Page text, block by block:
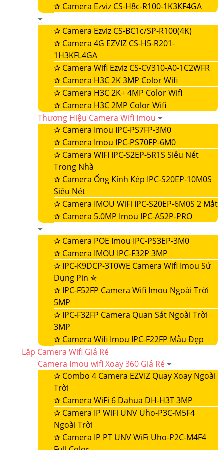
✰ Camera Ezviz CS-H8c-R100-1K3KF4GA
✰ Camera Ezviz CS-BC1c/SP-R100(4K)
✰ Camera 4G EZVIZ CS-H5-R201-
1H3KFL4GA
✰ Camera Wifi Ezviz CS-CV310-A0-1C2WFR
✰ Camera H3C 2K 3MP Color Wifi
✰ Camera H3C 2K+ 4MP Color Wifi
✰ Camera H3C 2MP Color Wifi
Thương Hiệu Camera Wifi Imou
✰ Camera Imou IPC-PS7FP-3M0
✰ Camera Imou IPC-PS70FP-6M0
✰ Camera WIFI IPC-S2EP-5R1S Siêu Nét
Trong Nhà
✰ Camera Ống Kính Kép IPC-S20EP-10M0S
Siêu Nét
✰ Camera IMOU WiFi IPC-S20EP-6M0S 2 Mắt
✰ Camera 5.0MP Imou IPC-A52P-PRO
✰ Camera POE Imou IPC-PS3EP-3M0
✰ Camera IMOU IPC-F32P 3MP
✰ IPC-K9DCP-3T0WE Camera Wifi Imou Sử
Dụng Pin ✮
✰ IPC-F52FP Camera Wifi Imou Ngoài Trời
5MP
✰ IPC-F32FP Camera Quan Sát Ngoài Trời
3MP
✰ Camera Wifi Imou IPC-F22FP Mẫu Đẹp
Lắp Camera Wifi Giá Rẻ
Camera Imou wifi Xoay 360 Giá Rẻ
✰ Combo 4 Camera EZVIZ Quay Xoay Ngoài
Trời
✰ Camera WiFi 6 Dahua DH-H3T 3MP
✰ Camera IP WiFi UNV Uho-P3C-M5F4
Ngoài Trời
✰ Camera IP PT UNV WiFi Uho-P2C-M4F4